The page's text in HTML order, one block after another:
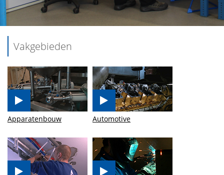
Vakgebieden
Apparatenbouw Automotive